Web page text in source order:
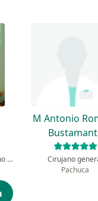
Cirujano vascular, Cirujano general
M Antonio
Cirujano
Pachuca